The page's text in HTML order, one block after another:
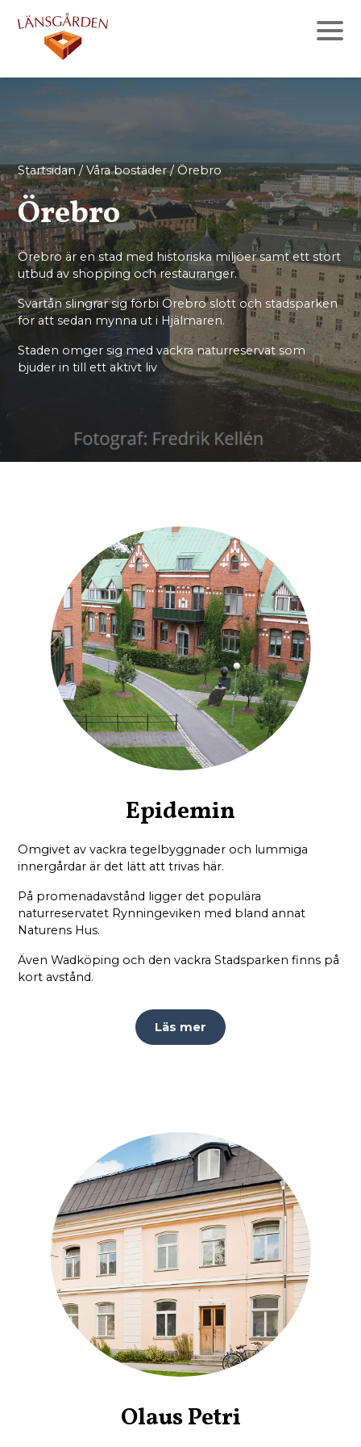
Startsidan/Våra bostäder/Örebro
Örebro
Örebro är en stad med historiska miljöer samt ett stort
utbud av shopping och restauranger.
Svartån slingrar sig förbi Örebro slott och stadsparken
för att sedan mynna ut i Hjälmaren.
Staden omger sig med vackra naturreservat som
bjuder in till ett aktivt liv
Epidemin
Omgivet av vackra tegelbyggnader och lummiga
innergårdar är det lätt att trivas här.
På promenadavstånd ligger det populära
naturreservatet Rynningeviken med bland annat
Naturens Hus.
Även Wadköping och den vackra Stadsparken finns på
kort avstånd.
Läs mer
Olaus Petri